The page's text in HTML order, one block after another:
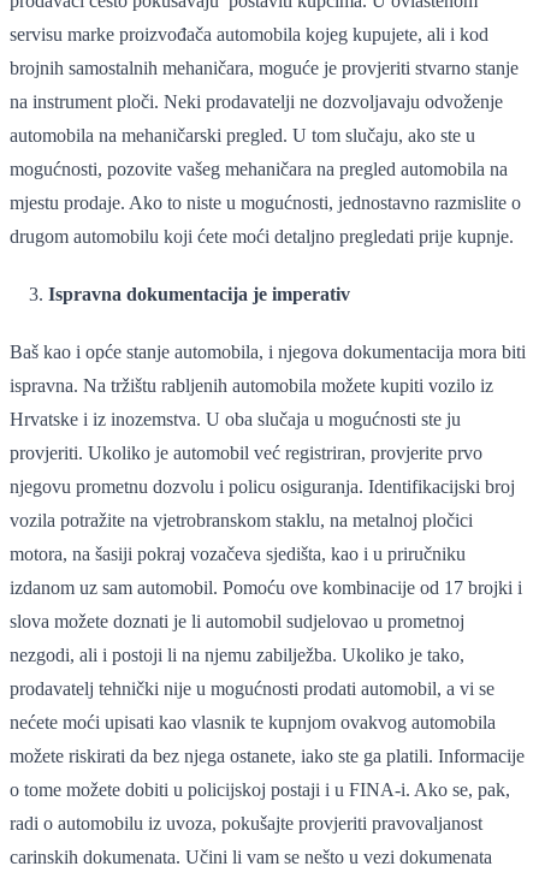
servisu marke proizvođača automobila kojeg kupujete, ali i kod
brojnih samostalnih mehaničara, moguće je provjeriti stvarno stanje
na instrument ploči. Neki prodavatelji ne dozvoljavaju odvoženje
automobila na mehaničarski pregled. U tom slučaju, ako ste u
mogućnosti, pozovite vašeg mehaničara na pregled automobila na
mjestu prodaje. Ako to niste u mogućnosti, jednostavno razmislite o
drugom automobilu koji ćete moći detaljno pregledati prije kupnje.
Ispravna dokumentacija je imperativ
Baš kao i opće stanje automobila, i njegova dokumentacija mora biti
ispravna. Na tržištu rabljenih automobila možete kupiti vozilo iz
Hrvatske i iz inozemstva. U oba slučaja u mogućnosti ste ju
provjeriti. Ukoliko je automobil već registriran, provjerite prvo
njegovu prometnu dozvolu i policu osiguranja. Identifikacijski broj
vozila potražite na vjetrobranskom staklu, na metalnoj pločici
motora, na šasiji pokraj vozačeva sjedišta, kao i u priručniku
izdanom uz sam automobil. Pomoću ove kombinacije od 17 brojki i
slova možete doznati je li automobil sudjelovao u prometnoj
nezgodi, ali i postoji li na njemu zabilježba. Ukoliko je tako,
prodavatelj tehnički nije u mogućnosti prodati automobil, a vi se
nećete moći upisati kao vlasnik te kupnjom ovakvog automobila
možete riskirati da bez njega ostanete, iako ste ga platili. Informacije
o tome možete dobiti u policijskoj postaji i u FINA-i. Ako se, pak,
radi o automobilu iz uvoza, pokušajte provjeriti pravovaljanost
carinskih dokumenata. Učini li vam se nešto u vezi dokumenata